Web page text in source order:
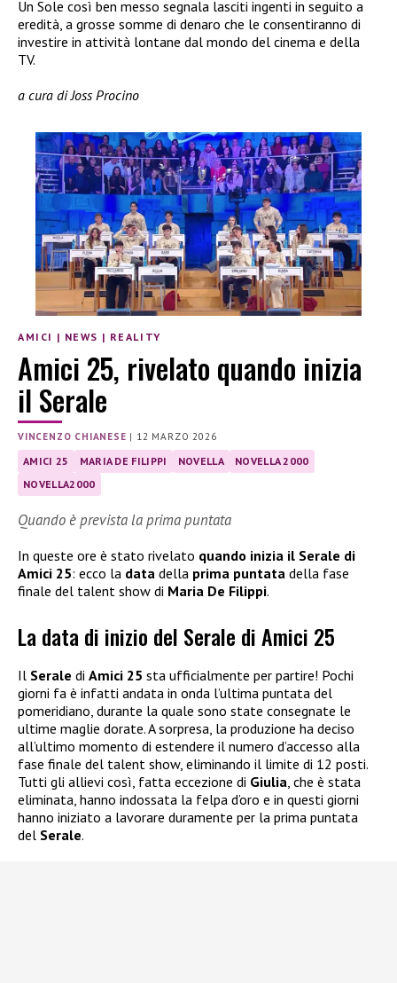
Un Sole così ben messo segnala lasciti ingenti in seguito a
eredità, a grosse somme di denaro che le consentiranno di
investire in attività lontane dal mondo del cinema e della
TV.
a cura di Joss Procino
AMICI | NEWS | REALITY
Amici 25, rivelato quando inizia
il Serale
VINCENZO CHIANESE | 12 MARZO 2026
AMICI 25 MARIA DE FILIPPI NOVELLA
NOVELLA 2000
NOVELLA2000
Quando è prevista la prima puntata
In queste ore è stato rivelato quando inizia il Serale di
Amici 25: ecco la data della prima puntata della fase
finale del talent show di Maria De Filippi.
La data di inizio del Serale di Amici 25
Il Serale di Amici 25 sta ufficialmente per partire! Pochi
giorni fa è infatti andata in onda l’ultima puntata del
pomeridiano, durante la quale sono state consegnate le
ultime maglie dorate. A sorpresa, la produzione ha deciso
all’ultimo momento di estendere il numero d’accesso alla
fase finale del talent show, eliminando il limite di 12 posti.
Tutti gli allievi così, fatta eccezione di Giulia , che è stata
eliminata, hanno indossata la felpa d’oro e in questi giorni
hanno iniziato a lavorare duramente per la prima puntata
del Serale.